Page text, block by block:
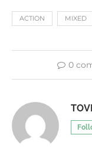
ACTION MIXED
0